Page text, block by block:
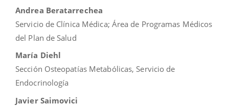
Contenido
principal
del
artículo
Andrea Beratarrechea
Servicio de Clínica Médica; Área de Programas Médicos
del Plan de Salud
María Diehl
Sección Osteopatías Metabólicas, Servicio de
Endocrinología
Javier Saimovici